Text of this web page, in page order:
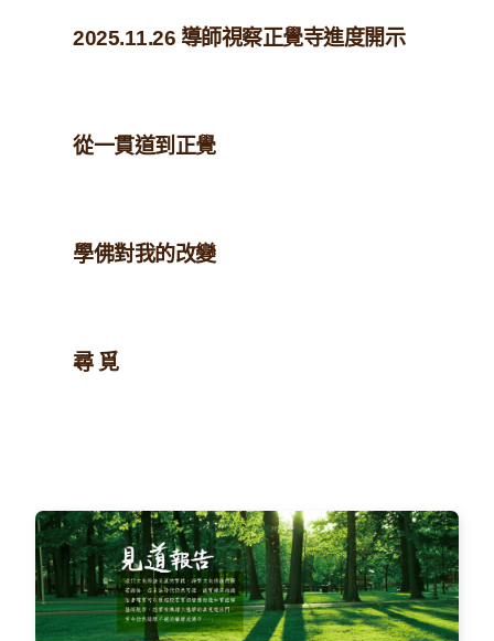
2025.11.26 導師視察正覺寺進度開示
從一貫道到正覺
學佛對我的改變
尋 覓